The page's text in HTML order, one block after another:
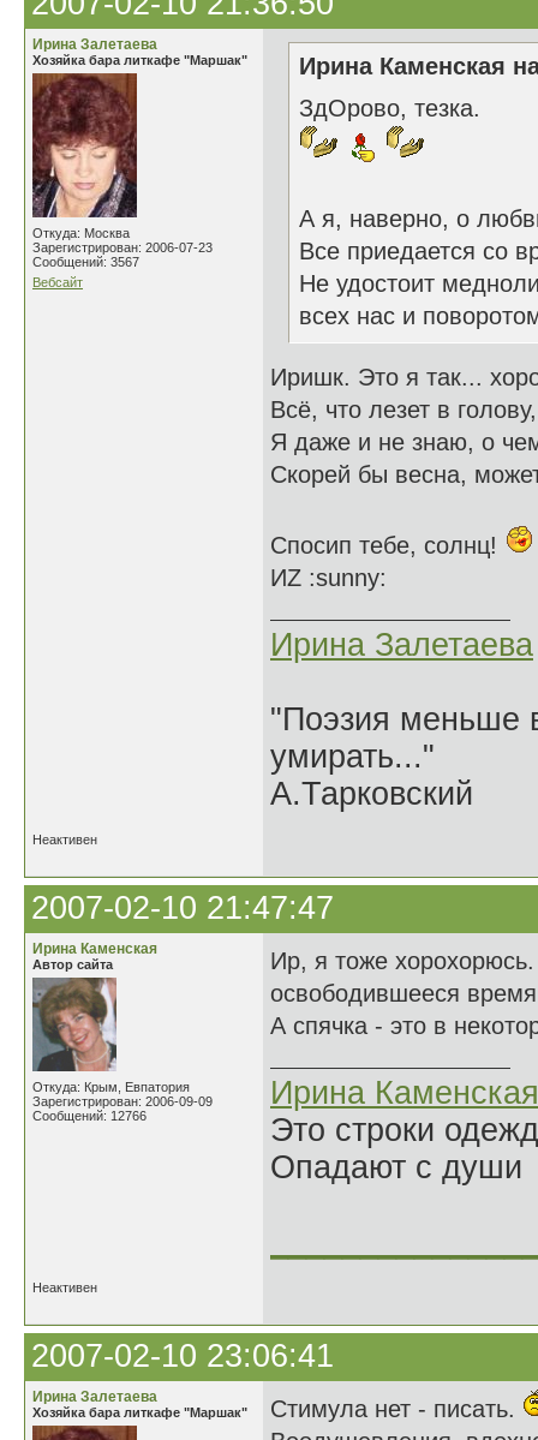
Ирина Залетаева
Хозяйка бара литкафе "Маршак"
Откуда: Москва
Зарегистрирован: 2006-07-23
Сообщений: 3567
Вебсайт
Ирина Каменская
ЗдОрово, тезка.
А я, наверно, о
Все приедается со
Не удостоит
всех нас и
Иришк. Это я так...
Всё, что лезет в
Я даже и не знаю, о
Скорей бы весна,
Спосип тебе, солнц!
ИZ :sunny:
Ирина Залетаева
"Поэзия меньше
умирать..."
А.Тарковский
Неактивен
2007-02-10 21:47:47
Ирина Каменская
Автор сайта
Откуда: Крым, Евпатория
Зарегистрирован: 2006-09-09
Сообщений: 12766
Ир, я тоже
освободившееся
А спячка - это в
Ирина Каменская
Это строки
Опадают с души
Неактивен
2007-02-10 23:06:41
Ирина Залетаева
Хозяйка бара литкафе "Маршак"
Стимула нет - писать.